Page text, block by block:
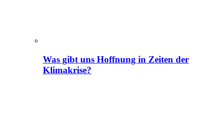
Was gibt uns Hoffnung in Zeiten der
Klimakrise?